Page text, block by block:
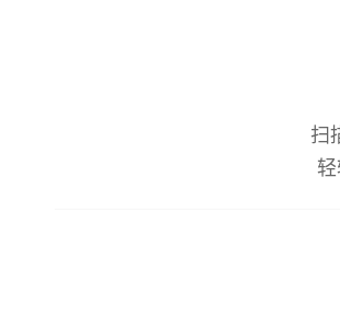
扫